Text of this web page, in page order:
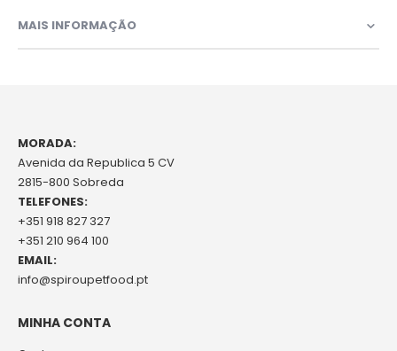
MAIS INFORMAÇÃO
MORADA:
Avenida da Republica 5 CV
2815-800 Sobreda
TELEFONES:
+351 918 827 327
+351 210 964 100
EMAIL:
info@spiroupetfood.pt
MINHA CONTA